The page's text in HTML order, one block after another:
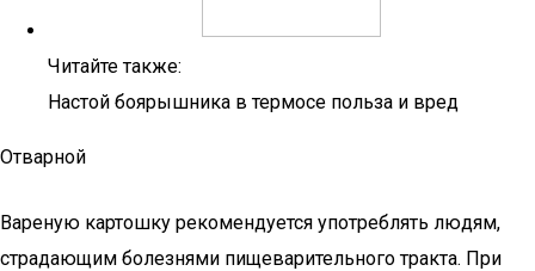
Читайте также:
Настой боярышника в термосе польза и вред
Отварной
Вареную картошку рекомендуется употреблять людям,
страдающим болезнями пищеварительного тракта. При